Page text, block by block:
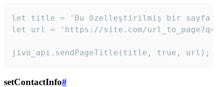
let title = 'Bu özelleştirilmiş bir sayfa
let url = 'https://site.com/
jivo_api.sendPageTitle(title, true, url);
setContactInfo#